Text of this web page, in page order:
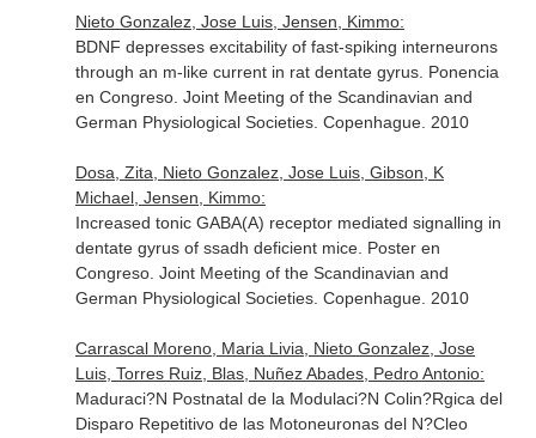
Nieto Gonzalez, Jose Luis, Jensen, Kimmo:
BDNF depresses excitability of fast-spiking interneurons
through an m-like current in rat dentate gyrus. Ponencia
en Congreso. Joint Meeting of the Scandinavian and
German Physiological Societies. Copenhague. 2010
Dosa, Zita, Nieto Gonzalez, Jose Luis, Gibson, K
Michael, Jensen, Kimmo:
Increased tonic GABA(A) receptor mediated signalling in
dentate gyrus of ssadh deficient mice. Poster en
Congreso. Joint Meeting of the Scandinavian and
German Physiological Societies. Copenhague. 2010
Carrascal Moreno, Maria Livia, Nieto Gonzalez, Jose
Luis, Torres Ruiz, Blas, Nuñez Abades, Pedro Antonio:
Maduraci?N Postnatal de la Modulaci?N Colin?Rgica del
Disparo Repetitivo de las Motoneuronas del N?Cleo